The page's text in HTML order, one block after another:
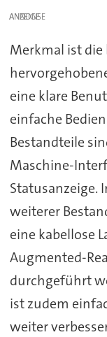
ANZEIGE
Merkmal ist
eine klare
einfache
Bestandteile
Maschine-
Statusanzeige.
weiterer
eine kabellose
Augmented-
durchgeführt
ist zudem
weiter